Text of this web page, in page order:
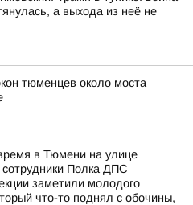
а выхода из неё не
тюменцев около моста
в Тюмени на улице
сотрудники Полка ДПС
заметили молодого
что-то поднял с обочины,